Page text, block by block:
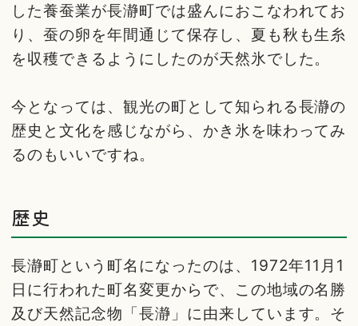
した養蚕業が長瀞町では盛んにおこなわれてお
り、蚕の卵を年間通じて保存し、夏も秋も生糸
を収穫できるようにしたのが天然氷でした。
今となっては、観光の町として知られる長瀞の
歴史と文化を感じながら、かき氷を味わってみ
るのもいいですね。
歴史
長瀞町という町名になったのは、1972年11月1
日に行われた町名変更からで、この地域の名勝
及び天然記念物「長瀞」に由来しています。そ